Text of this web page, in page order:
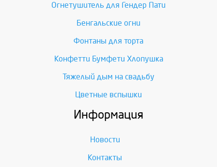
Огнетушитель для Гендер Пати
Бенгальские огни
Фонтаны для торта
Конфетти Бумфети Хлопушка
Тяжелый дым на свадьбу
Цветные вспышки
Информация
Новости
Контакты